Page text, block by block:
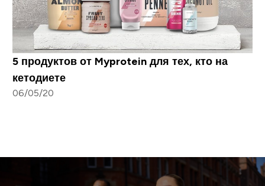
5 продуктов от Myprotein для тех, кто на
кетодиете
06/05/20